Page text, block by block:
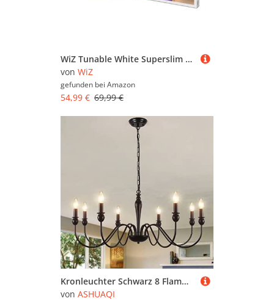
WiZ Tunable White Superslim Deckenleuchte, 16 W, Ø292 mm, LED Leuchte mit warm- bis kaltweißem dimmbarem Licht, smarte Lichtsteuerung über WLAN per Stimme/App, schwarz
von WiZ
gefunden bei Amazon
54,99 € 69,99 €
Kronleuchter Schwarz 8 Flammig Kronleuchter Vintage, Klassische Kerze Pendelleuchte Esstisch, Deckenlampe Wohnzimmer Hängend mit E14 Fassung, Hängelampe für Wohnzimmer Schlafzimmer Küche Flur
von ASHUAQI